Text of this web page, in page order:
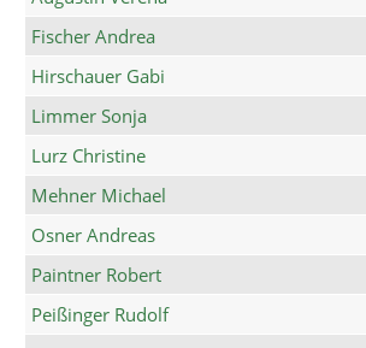
Fischer Andrea
Hirschauer Gabi
Limmer Sonja
Lurz Christine
Mehner Michael
Osner Andreas
Paintner Robert
Peißinger Rudolf